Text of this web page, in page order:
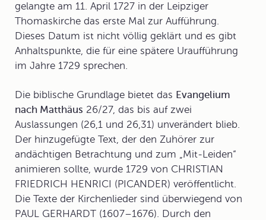
gelangte am 11. April 1727 in der Leipziger
Thomaskirche das erste Mal zur Aufführung.
Dieses Datum ist nicht völlig geklärt und es gibt
Anhaltspunkte, die für eine spätere Uraufführung
im Jahre 1729 sprechen.
Die biblische Grundlage bietet das Evangelium
nach Matthäus 26/27, das bis auf zwei
Auslassungen (26,1 und 26,31) unverändert blieb.
Der hinzugefügte Text, der den Zuhörer zur
andächtigen Betrachtung und zum „Mit-Leiden“
animieren sollte, wurde 1729 von CHRISTIAN
FRIEDRICH HENRICI (PICANDER) veröffentlicht.
Die Texte der Kirchenlieder sind überwiegend von
PAUL GERHARDT (1607–1676). Durch den